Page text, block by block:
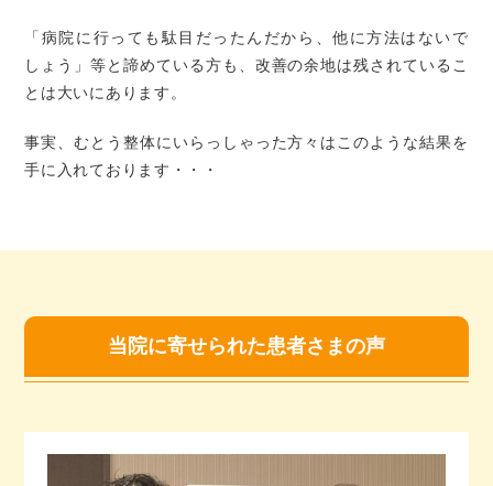
「病院に行っても駄目だったんだから、他に方法はないで
しょう」等と諦めている方も、改善の余地は残されているこ
とは大いにあります。
事実、むとう整体にいらっしゃった方々はこのような結果を
手に入れております・・・
当院に寄せられた患者さまの声